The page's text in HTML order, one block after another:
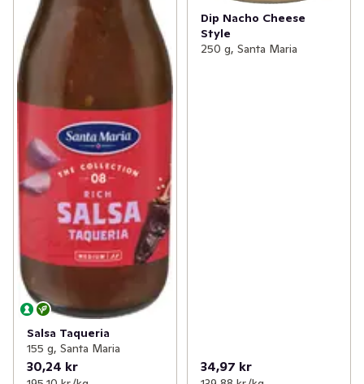
Salsa Taqueria
155 g, Santa Maria
30,24 kr
Dip Nacho Cheese
Style
250 g, Santa Maria
34,97 kr